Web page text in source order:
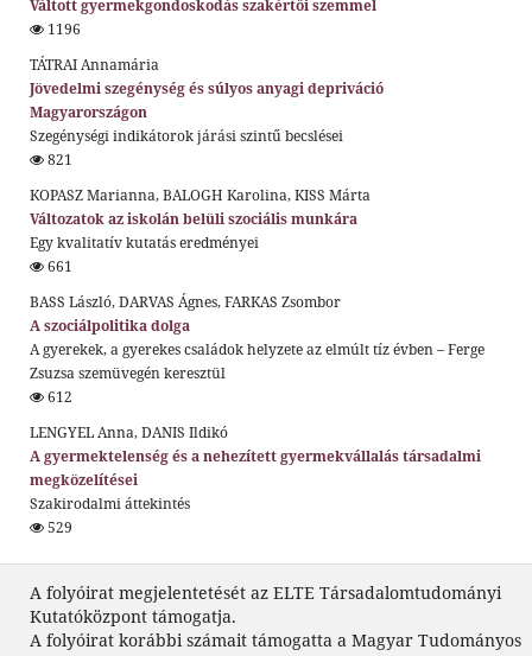
Váltott gyermekgondoskodás szakértői szemmel
1196
TÁTRAI Annamária
Jövedelmi szegénység és súlyos anyagi depriváció
Magyarországon
Szegénységi indikátorok járási szintű becslései
821
KOPASZ Marianna, BALOGH Karolina, KISS Márta
Változatok az iskolán belüli szociális munkára
Egy kvalitatív kutatás eredményei
661
BASS László, DARVAS Ágnes, FARKAS Zsombor
A szociálpolitika dolga
A gyerekek, a gyerekes családok helyzete az elmúlt tíz évben – Ferge
Zsuzsa szemüvegén keresztül
612
LENGYEL Anna, DANIS Ildikó
A gyermektelenség és a nehezített gyermekvállalás társadalmi
megközelítései
Szakirodalmi áttekintés
529
A folyóirat megjelentetését az ELTE Társadalomtudományi
Kutatóközpont támogatja.
A folyóirat korábbi számait támogatta a Magyar Tudományos